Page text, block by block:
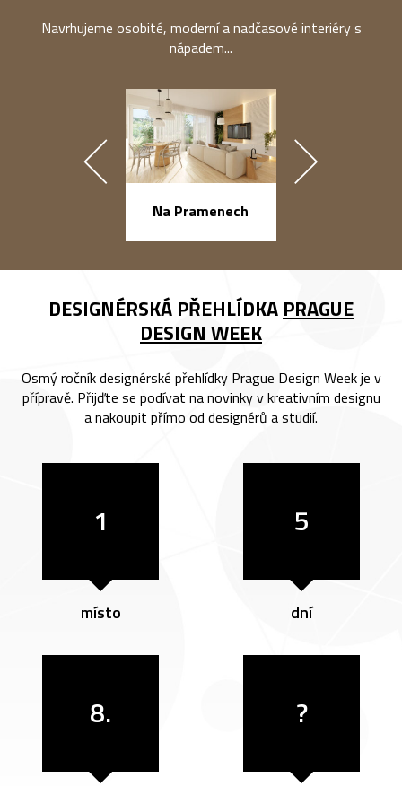
Navrhujeme osobité, moderní a nadčasové interiéry s
nápadem...
Na Pramenech
DESIGNÉRSKÁ PŘEHLÍDKA PRAGUE
DESIGN WEEK
Osmý ročník designérské přehlídky Prague Design Week je v
přípravě. Přijďte se podívat na novinky v kreativním designu
a nakoupit přímo od designérů a studií.
1
místo
5
dní
8. ?